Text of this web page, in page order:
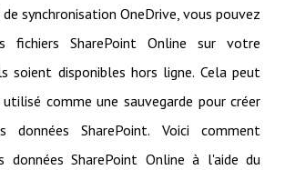
synchronisation OneDrive, vous pouvez
fichiers SharePoint Online sur votre
soient disponibles hors ligne. Cela peut
comme une sauvegarde pour créer
données SharePoint. Voici comment
données SharePoint Online à l'aide du